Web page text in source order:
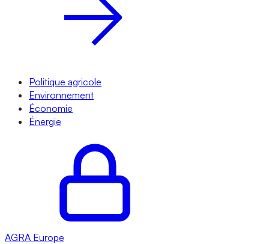
Politique agricole
Environnement
Économie
Énergie
AGRA Europe